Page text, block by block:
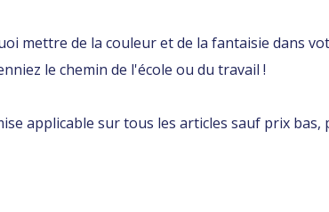
mettre de la couleur et de la fantaisie dans
le chemin de l'école ou du travail !
applicable sur tous les articles sauf prix bas,